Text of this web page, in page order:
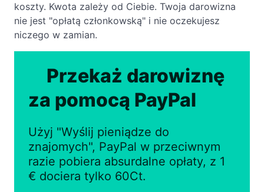
koszty. Kwota zależy od Ciebie. Twoja darowizna
nie jest "opłatą członkowską" i nie oczekujesz
niczego w zamian.
Przekaż darowiznę
za pomocą PayPal
Użyj "Wyślij pieniądze do
znajomych", PayPal w przeciwnym
razie pobiera absurdalne opłaty, z 1
€ dociera tylko 60Ct.